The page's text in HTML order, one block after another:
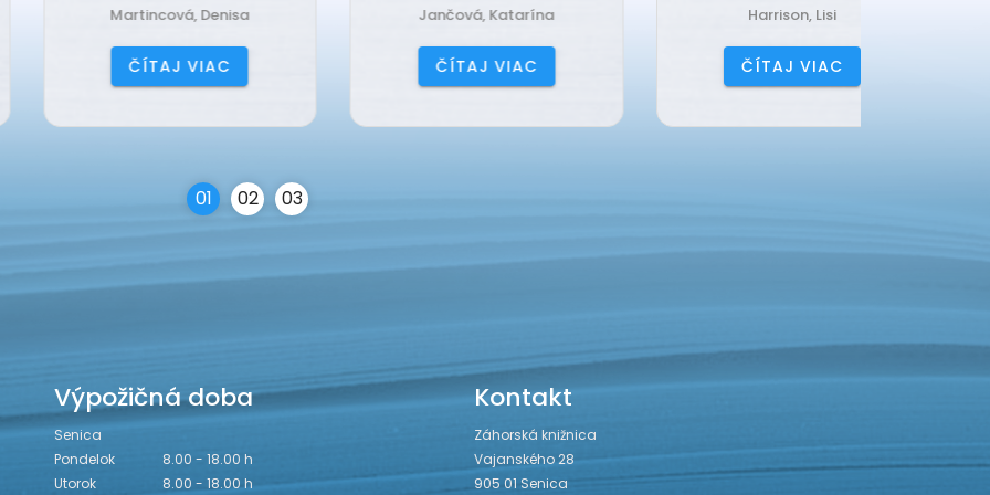
Martincová, Denisa
ČÍTAJ VIAC
Jančová, Katarína
ČÍTAJ VIAC
Harrison, Lisi
ČÍTAJ VIAC
01 02 03
Výpožičná doba
Senica
Pondelok
8.00 - 18.00 h
Utorok
8.00 - 18.00 h
Kontakt
Záhorská knižnica
Vajanského 28
905 01 Senica